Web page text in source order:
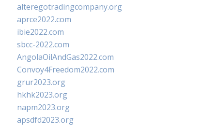
alteregotradingcompany.org
aprce2022.com
ibie2022.com
sbcc-2022.com
AngolaOilAndGas2022.com
Convoy4Freedom2022.com
grur2023.org
hkhk2023.org
napm2023.org
apsdfd2023.org